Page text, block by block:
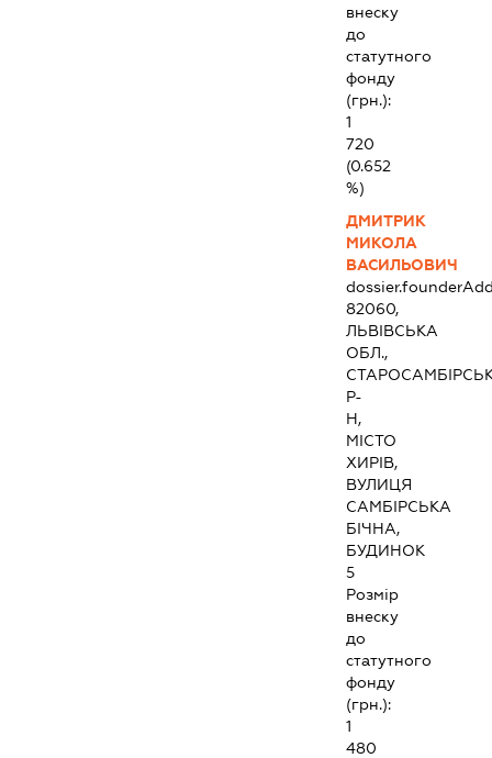
внеску
до
статутного
фонду
(грн.):
1
720
(0.652
%)
ДМИТРИК
МИКОЛА
ВАСИЛЬОВИЧ
82060,
ЛЬВІВСЬКА
ОБЛ.,
Р-
Н,
МІСТО
ХИРІВ,
ВУЛИЦЯ
САМБІРСЬКА
БІЧНА,
БУДИНОК
5
Розмір
внеску
до
статутного
фонду
(грн.):
1
480